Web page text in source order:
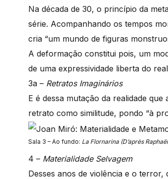
Na década de 30, o princípio da
série. Acompanhando os tempos
cria “um mundo de figuras
A deformação constitui pois, um
de uma expressividade liberta do
3a – Retratos Imaginários
E é dessa mutação da realidade
retrato como similitude, pondo “à
Sala 3 – Ao fundo: La Flornarina (D’après
4 – Materialidade Selvagem
Desses anos de violência e o